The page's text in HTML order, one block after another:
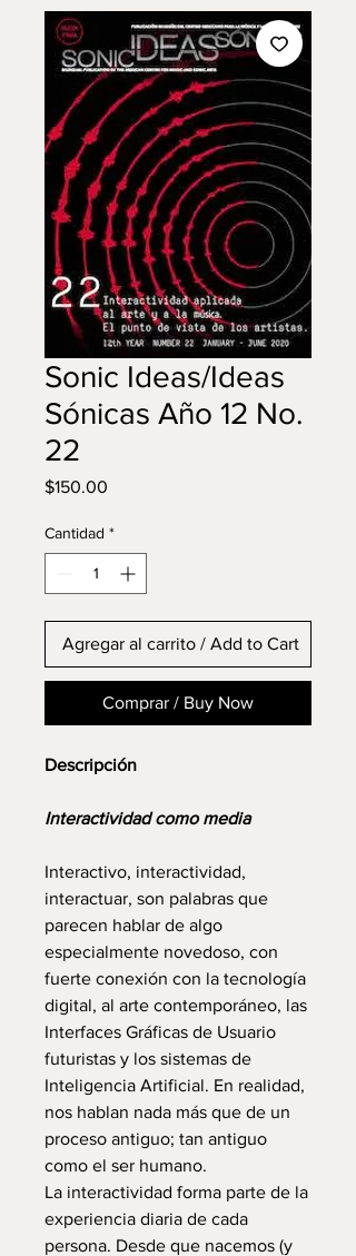
Sonic Ideas/Ideas
Sónicas Año 12 No.
22
$150.00
Cantidad *
Agregar al carrito / Add to Cart
Comprar / Buy Now
Descripción
Interactividad como media
Interactivo, interactividad,
interactuar, son palabras que
parecen hablar de algo
especialmente novedoso, con
fuerte conexión con la tecnología
digital, al arte contemporáneo, las
Interfaces Gráficas de Usuario
futuristas y los sistemas de
Inteligencia Artificial. En realidad,
nos hablan nada más que de un
proceso antiguo; tan antiguo
como el ser humano.
La interactividad forma parte de la
experiencia diaria de cada
persona. Desde que nacemos (y